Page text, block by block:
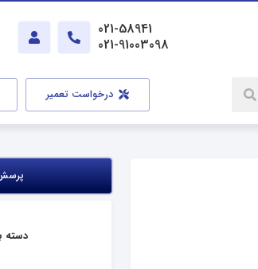
021-58941
021-91003098
درخواست تعمیر
دسته